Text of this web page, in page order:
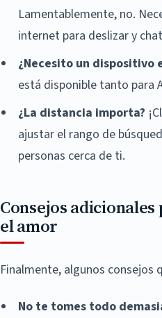
Lamentablemente, no.
internet para deslizar y
¿Necesito un dispositivo
está disponible tanto para
¿La distancia importa?
ajustar el rango de
personas cerca de ti.
Consejos
el amor
Finalmente, algunos consejos
No te tomes todo